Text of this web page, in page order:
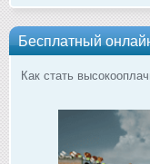
Бесплатный
Как стать